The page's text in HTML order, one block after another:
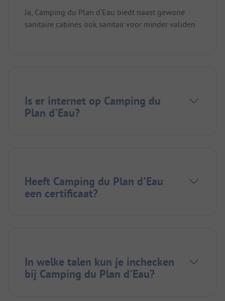
Ja, Camping du Plan d'Eau biedt naast gewone
sanitaire cabines ook sanitair voor minder validen.
Is er internet op Camping du
Plan d'Eau?
Heeft Camping du Plan d'Eau
een certificaat?
In welke talen kun je inchecken
bij Camping du Plan d'Eau?